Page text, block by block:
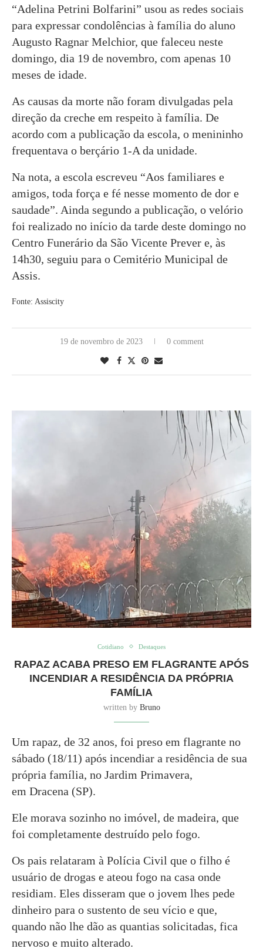
“Adelina Petrini Bolfarini” usou as redes sociais
para expressar condolências à família do aluno
Augusto Ragnar Melchior, que faleceu neste
domingo, dia 19 de novembro, com apenas 10
meses de idade.
As causas da morte não foram divulgadas pela
direção da creche em respeito à família. De
acordo com a publicação da escola, o menininho
frequentava o berçário 1-A da unidade.
Na nota, a escola escreveu “Aos familiares e
amigos, toda força e fé nesse momento de dor e
saudade”. Ainda segundo a publicação, o velório
foi realizado no início da tarde deste domingo no
Centro Funerário da São Vicente Prever e, às
14h30, seguiu para o Cemitério Municipal de
Assis.
Fonte: Assiscity
19 de novembro de 2023 0 comment
Cotidiano Destaques
RAPAZ ACABA PRESO EM FLAGRANTE APÓS
INCENDIAR A RESIDÊNCIA DA PRÓPRIA
FAMÍLIA
written by Bruno
Um rapaz, de 32 anos, foi preso em flagrante no
sábado (18/11) após incendiar a residência de sua
própria família, no Jardim Primavera,
em Dracena (SP).
Ele morava sozinho no imóvel, de madeira, que
foi completamente destruído pelo fogo.
Os pais relataram à Polícia Civil que o filho é
usuário de drogas e ateou fogo na casa onde
residiam. Eles disseram que o jovem lhes pede
dinheiro para o sustento de seu vício e que,
quando não lhe dão as quantias solicitadas, fica
nervoso e muito alterado.